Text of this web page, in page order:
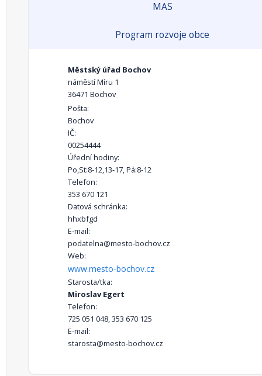
MAS
Program rozvoje obce
Městský úřad Bochov
náměstí Míru 1
36471 Bochov
Pošta:
Bochov
IČ:
00254444
Úřední hodiny:
Po,St:8-12,13-17, Pá:8-12
Telefon:
353 670 121
Datová schránka:
hhxbfgd
E-mail:
podatelna@mesto-bochov.cz
Web:
www.mesto-bochov.cz
Starosta/tka:
Miroslav Egert
Telefon:
725 051 048, 353 670 125
E-mail:
starosta@mesto-bochov.cz